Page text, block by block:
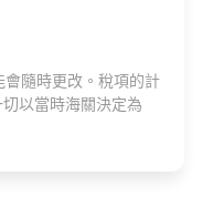
隨時更改。稅項的計
以當時海關決定為